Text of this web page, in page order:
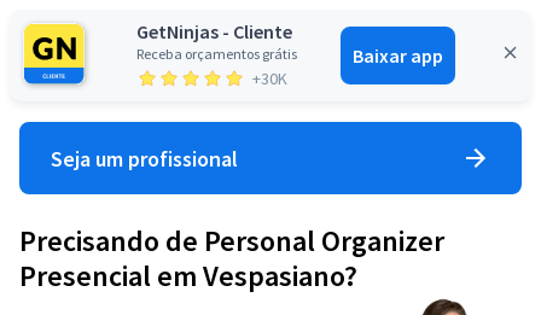
GetNinjas - Cliente
Receba orçamentos grátis
+30K
Baixar app
Entrar
Seja um profissional
Precisando de Personal Organizer
Presencial em Vespasiano?